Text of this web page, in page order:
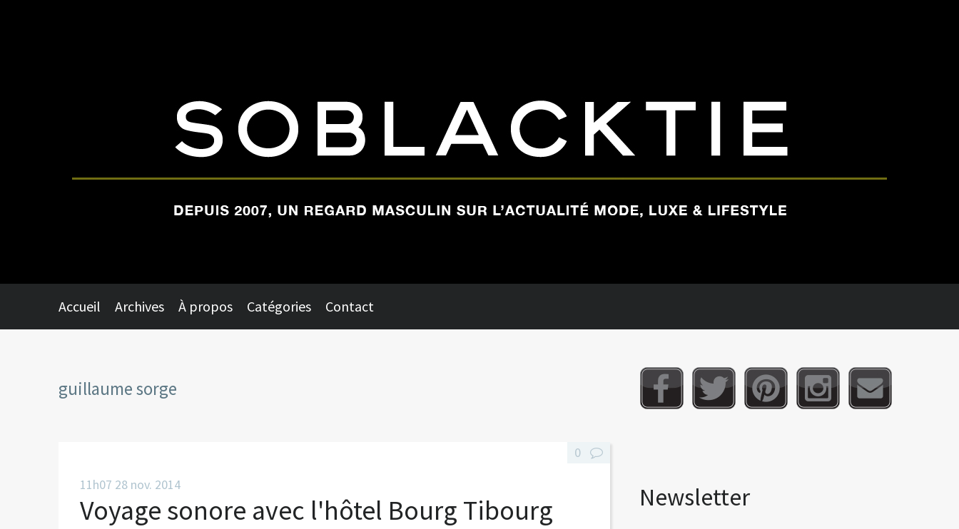
Accueil Archives À propos Catégories Contact
guillaume sorge
11h07 28 nov. 2014
Voyage sonore avec l'hôtel Bourg Tibourg
0
Newsletter